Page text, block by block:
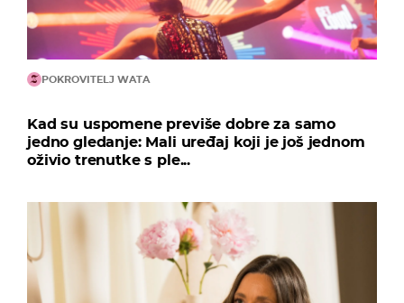
POKROVITELJ WATA
Kad su uspomene previše dobre za samo
jedno gledanje: Mali uređaj koji je još jednom
oživio trenutke s ple...